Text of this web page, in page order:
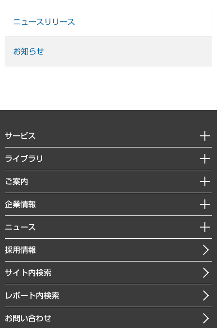
ニュースリリース
お知らせ
サービス
経営戦略
組織・人事戦略
デジタルイノベーション
共生・ダイバーシティ
GRC（ガバナンス・リスク・コンプライアンス）・防災（政策）
経済・産業・雇用・労働
まちづくり・観光・交通・スポーツ・スマートシティ
自然資源・農林水産業・食料システム
ライブラリ
経済調査
レポート
コラム
経営用語集
受託・受注実績（官公庁関連）
メディア掲載・出演
ご案内
セミナー・イベント情報
MUFGビジネスセミナー
受託案件情報
企業情報
私たちの想い
社長メッセージ
会社概要
沿革
組織図・本部部室紹介
インドネシア現地法人
ニュース
ニュースリリース
お知らせ
採用情報
サイト内検索
レポート内検索
お問い合わせ